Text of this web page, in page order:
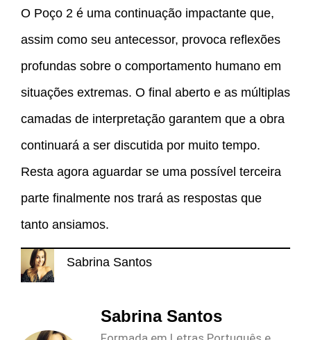
O Poço 2 é uma continuação impactante que,
assim como seu antecessor, provoca reflexões
profundas sobre o comportamento humano em
situações extremas. O final aberto e as múltiplas
camadas de interpretação garantem que a obra
continuará a ser discutida por muito tempo.
Resta agora aguardar se uma possível terceira
parte finalmente nos trará as respostas que
tanto ansiamos.
Sabrina Santos
Sabrina Santos